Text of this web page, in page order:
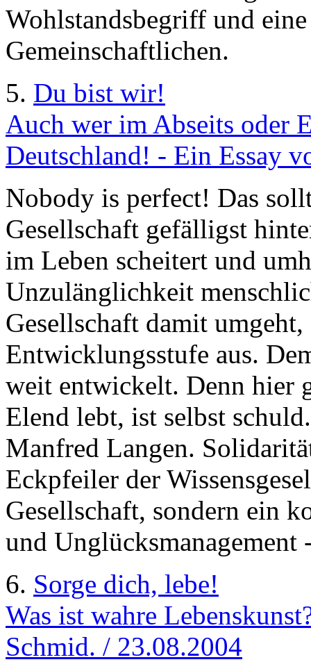
Wohlstandsbegriff und eine
Gemeinschaftlichen.
5. Du bist wir!
Auch wer im Abseits oder
Deutschland! - Ein Essay
Nobody is perfect! Das
Gesellschaft gefälligst
im Leben scheitert und
Unzulänglichkeit
Gesellschaft damit
Entwicklungsstufe aus.
weit entwickelt. Denn hier
Elend lebt, ist selbst
Manfred Langen.
Eckpfeiler der
Gesellschaft, sondern ein
und
6. Sorge dich, lebe!
Was ist wahre
Schmid. / 23.08.2004